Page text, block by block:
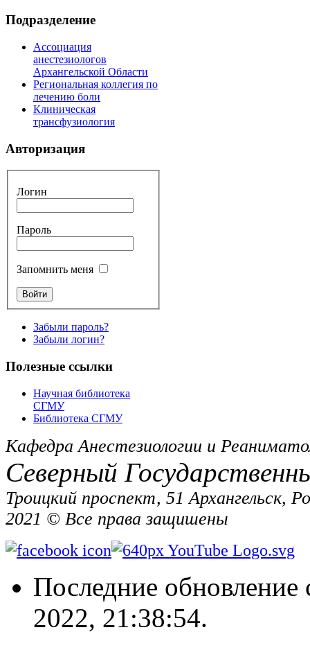
Подразделение
Ассоциация
анестезиологов
Архангельской Области
Региональная коллегия по
лечению боли
Клиническая
трансфузиология
Авторизация
Логин
Пароль
Запомнить меня
Забыли пароль?
Забыли логин?
Полезные ссылки
Научная библиотека
СГМУ
Библиотека СГМУ
Кафедра Анестезиологии и
Северный
Троицкий проспект, 51 Архангельск,
2021 © Все права защишены
Последние обновление
2022, 21:38:54.